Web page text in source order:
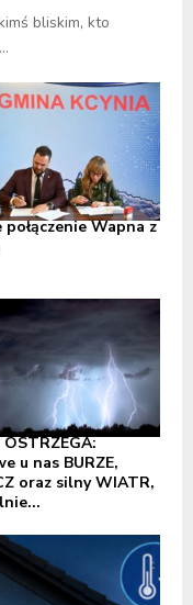
bliskim, kto
połączenie Wapna z
u nas BURZE,
oraz silny WIATR,